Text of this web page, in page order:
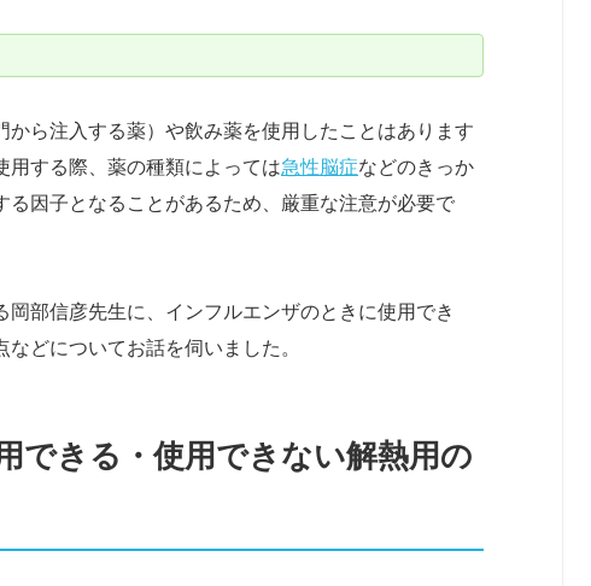
ら注入する薬）や飲み薬を使用したことはあります
用する際、薬の種類によっては急性脳症などのきっか
因子となることがあるため、厳重な注意が必要で
部信彦先生に、インフルエンザのときに使用でき
どについてお話を伺いました。
できる・使用できない解熱用の